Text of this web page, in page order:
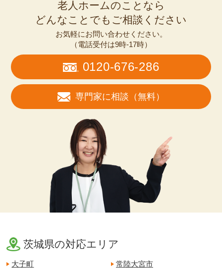
老人ホームのことなら
どんなことでもご相談ください
お気軽にお問い合わせください。
（電話受付は9時-17時）
0120-676-286
専門家に相談（無料）
茨城県の対応エリア
大子町
常陸大宮市